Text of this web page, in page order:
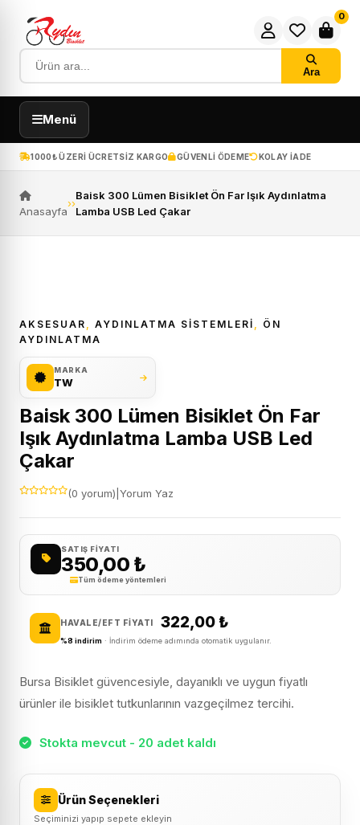
Ara
0
Menü
1000₺ ÜZERI ÜCRETSIZ KARGO GÜVENLI ÖDEME KOLAY IADE
Anasayfa
››
Baisk 300 Lümen Bisiklet Ön Far Işık Aydınlatma
Lamba USB Led Çakar
AKSESUAR AYDINLATMA SISTEMLERI
ÖN
AYDINLATMA
MARKA
TW
Baisk 300 Lümen Bisiklet Ön Far
Işık Aydınlatma Lamba USB Led
Çakar
(0 yorum) Yorum Yaz
SATIŞ FIYATI
350,00 ₺
Tüm ödeme yöntemleri
HAVALE/EFT FIYATI 322,00 ₺
%8 indirim · İndirim ödeme adımında otomatik uygulanır.
Bursa Bisiklet güvencesiyle, dayanıklı ve uygun fiyatlı
ürünler ile bisiklet tutkunlarının vazgeçilmez tercihi.
Stokta mevcut - 20 adet kaldı
Ürün Seçenekleri
Seçiminizi yapıp sepete ekleyin